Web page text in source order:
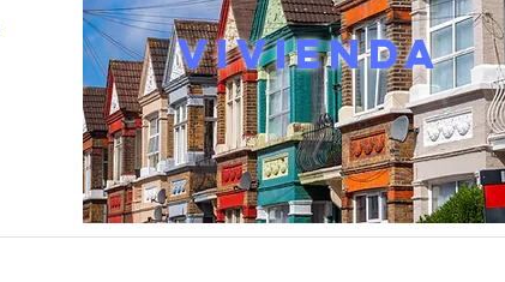
VIVIENDA